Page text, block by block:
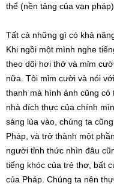
thể (nền tảng của vạn
Tất cả những gì có khả
Khi ngồi một mình nghe
theo dõi hơi thở và mỉm
nữa. Tôi mỉm cười và nói
thanh mà hình ảnh cũng
nhà đích thực của chính
sáng lùa vào, chúng ta
Pháp, và trở thành một
người tỉnh thức nhìn đâu
tiếng khóc của trẻ thơ, bất
của Pháp. Chúng ta nên